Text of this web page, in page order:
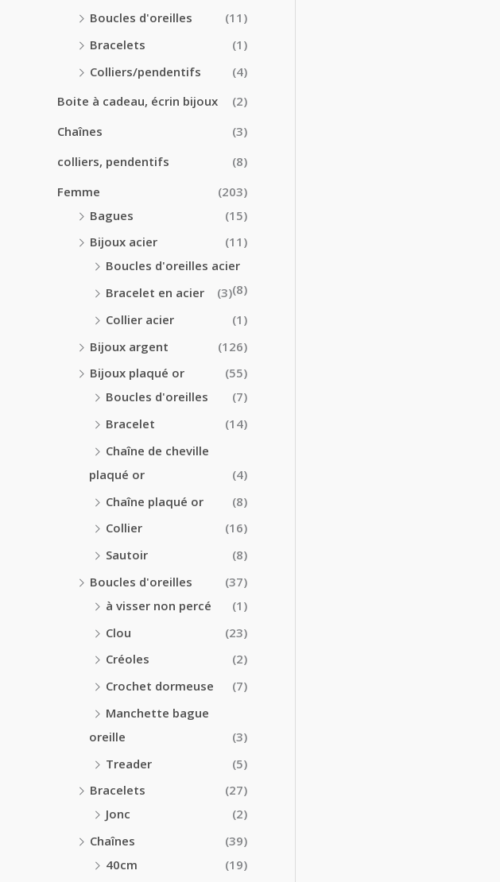
2
Boucles d'oreilles
(11)
Bracelets
(1)
Colliers/pendentifs
(4)
Boite à cadeau, écrin bijoux
(2)
Chaînes
(3)
colliers, pendentifs
(8)
Femme
(203)
Bagues
(15)
Bijoux acier
(11)
Boucles d'oreilles acier
(8)
Bracelet en acier
(3)
Collier acier
(1)
Bijoux argent
(126)
Bijoux plaqué or
(55)
Boucles d'oreilles
(7)
Bracelet
(14)
Chaîne de cheville
plaqué or
(4)
Chaîne plaqué or
(8)
Collier
(16)
Sautoir
(8)
Boucles d'oreilles
(37)
à visser non percé
(1)
Clou
(23)
Créoles
(2)
Crochet dormeuse
(7)
Manchette bague
oreille
(3)
Treader
(5)
Bracelets
(27)
Jonc
(2)
Chaînes
(39)
40cm
(19)